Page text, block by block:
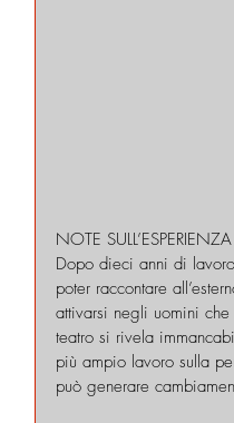
NOTE
Dopo dieci anni di
poter raccontare
attivarsi negli uomini
teatro si rivela
più ampio lavoro sulla
può generare